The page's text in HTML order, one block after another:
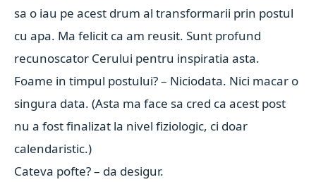
sa o iau pe acest drum al transformarii prin postul
cu apa. Ma felicit ca am reusit. Sunt profund
recunoscator Cerului pentru inspiratia asta.
Foame in timpul postului? – Niciodata. Nici macar o
singura data. (Asta ma face sa cred ca acest post
nu a fost finalizat la nivel fiziologic, ci doar
calendaristic.)
Cateva pofte? – da desigur.